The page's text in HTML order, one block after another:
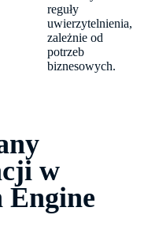
reguły
uwierzytelnienia,
zależnie od
potrzeb
biznesowych.
w